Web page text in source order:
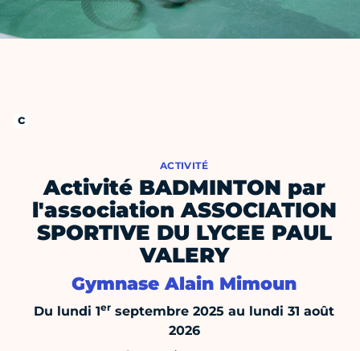
ACTIVITÉ
Activité BADMINTON par
l'association ASSOCIATION
SPORTIVE DU LYCEE PAUL
VALERY
Gymnase Alain Mimoun
Du lundi 1er septembre 2025 au lundi 31 août
2026